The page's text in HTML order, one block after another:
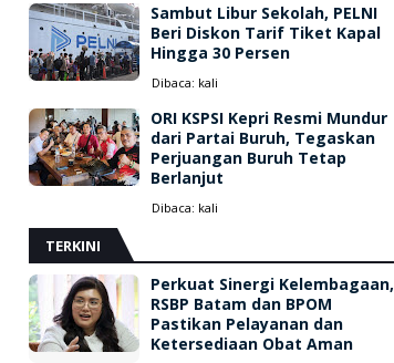
Sambut Libur Sekolah, PELNI
Beri Diskon Tarif Tiket Kapal
Hingga 30 Persen
Dibaca: kali
ORI KSPSI Kepri Resmi Mundur
dari Partai Buruh, Tegaskan
Perjuangan Buruh Tetap
Berlanjut
Dibaca: kali
TERKINI
Perkuat Sinergi Kelembagaan,
RSBP Batam dan BPOM
Pastikan Pelayanan dan
Ketersediaan Obat Aman